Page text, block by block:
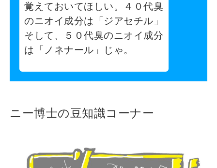
覚えておいてほしい。４０代臭
のニオイ成分は「ジアセチル」
そして、５０代臭のニオイ成分
は「ノネナール」じゃ。
ニー博士の豆知識コーナー